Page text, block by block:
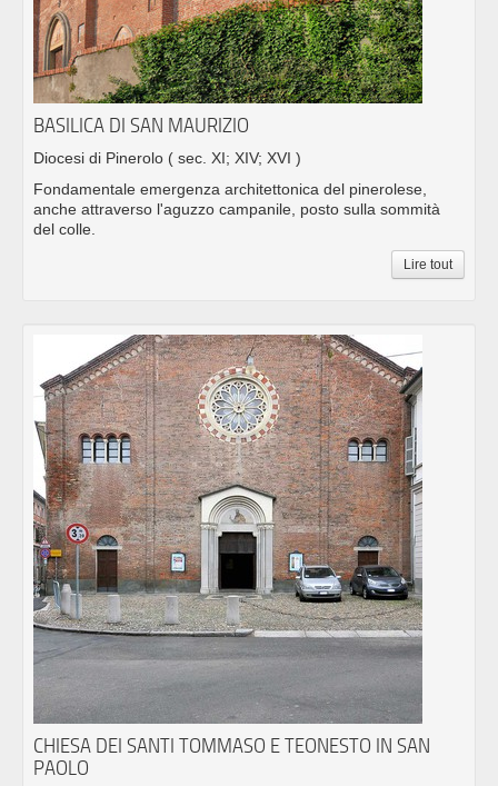
BASILICA DI SAN MAURIZIO
Diocesi di Pinerolo ( sec. XI; XIV; XVI )
Fondamentale emergenza architettonica del pinerolese,
anche attraverso l'aguzzo campanile, posto sulla sommità
del colle.
Lire tout
CHIESA DEI SANTI TOMMASO E TEONESTO IN SAN
PAOLO